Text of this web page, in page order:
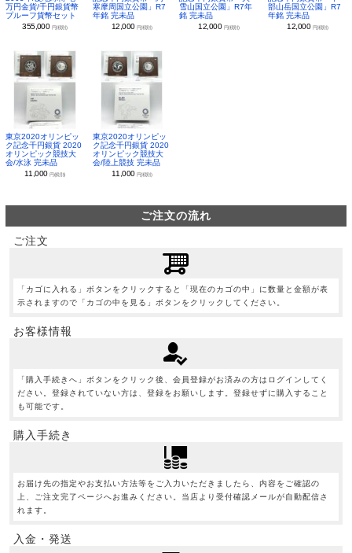
万円金貨/千円銀貨幣
プルーフ貨幣セット
355,000 円(税別)
寒摩周国立公園」R7
年銘 完未品
12,000 円(税別)
雪山国立公園」R7年
銘 完未品
12,000 円(税別)
部山岳国立公園」R7
年銘 完未品
12,000 円(税別)
東京2020オリンピッ
ク記念千円銀貨 2020
オリンピック競技大
会/水泳 完未品
11,000円(税別)
東京2020オリンピッ
ク記念千円銀貨 2020
オリンピック競技大
会/陸上競技 完未品
11,000 円(税別)
ご注文の流れ
ご注文
「カゴに入れる」ボタンをクリックすると「現在のカゴの中」に数量と金額が表
示されますので「カゴの中を見る」ボタンをクリックしてください。
お客様情報
「購入手続きへ」ボタンをクリック後、会員登録がお済みの方はログインしてく
ださい。登録されていない方は、登録をお願いします。登録せずに購入すること
も可能です。
購入手続き
お届け先の指定やお支払い方法等をご入力いただきましたら、内容をご確認の
上、ご注文完了ページへお進みください。当店より受付確認メールが自動配信さ
れます。
入金・発送